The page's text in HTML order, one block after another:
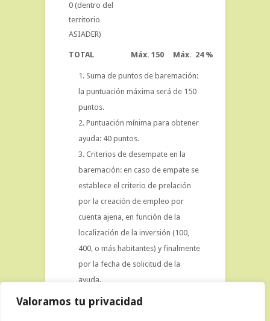
Valoramos tu privacidad
0 (dentro del
territorio
ASIADER)
TOTAL Máx. 150 Máx. 24 %
Suma de puntos de baremación:
la puntuación máxima será de 150
puntos.
Puntuación mínima para obtener
ayuda: 40 puntos.
Criterios de desempate en la
baremación: en caso de empate se
establece el criterio de prelación
por la creación de empleo por
cuenta ajena, en función de la
localización de la inversión (100,
400, o más habitantes) y finalmente
por la fecha de solicitud de la
ayuda.